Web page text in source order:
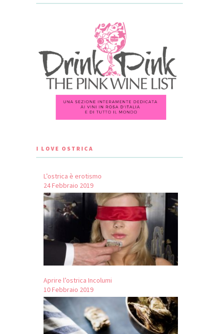
I LOVE OSTRICA
L’ostrica è erotismo
24 Febbraio 2019
Aprire l’ostrica Incolumi
10 Febbraio 2019